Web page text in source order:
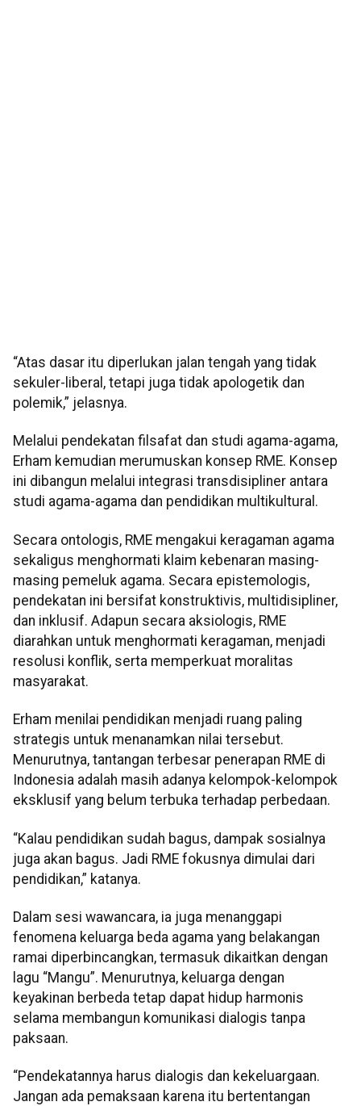
“Atas dasar itu diperlukan jalan tengah yang tidak
sekuler-liberal, tetapi juga tidak apologetik dan
polemik,” jelasnya.
Melalui pendekatan filsafat dan studi agama-agama,
Erham kemudian merumuskan konsep RME. Konsep
ini dibangun melalui integrasi transdisipliner antara
studi agama-agama dan pendidikan multikultural.
Secara ontologis, RME mengakui keragaman agama
sekaligus menghormati klaim kebenaran masing-
masing pemeluk agama. Secara epistemologis,
pendekatan ini bersifat konstruktivis, multidisipliner,
dan inklusif. Adapun secara aksiologis, RME
diarahkan untuk menghormati keragaman, menjadi
resolusi konflik, serta memperkuat moralitas
masyarakat.
Erham menilai pendidikan menjadi ruang paling
strategis untuk menanamkan nilai tersebut.
Menurutnya, tantangan terbesar penerapan RME di
Indonesia adalah masih adanya kelompok-kelompok
eksklusif yang belum terbuka terhadap perbedaan.
“Kalau pendidikan sudah bagus, dampak sosialnya
juga akan bagus. Jadi RME fokusnya dimulai dari
pendidikan,” katanya.
Dalam sesi wawancara, ia juga menanggapi
fenomena keluarga beda agama yang belakangan
ramai diperbincangkan, termasuk dikaitkan dengan
lagu “Mangu”. Menurutnya, keluarga dengan
keyakinan berbeda tetap dapat hidup harmonis
selama membangun komunikasi dialogis tanpa
paksaan.
“Pendekatannya harus dialogis dan kekeluargaan.
Jangan ada pemaksaan karena itu bertentangan